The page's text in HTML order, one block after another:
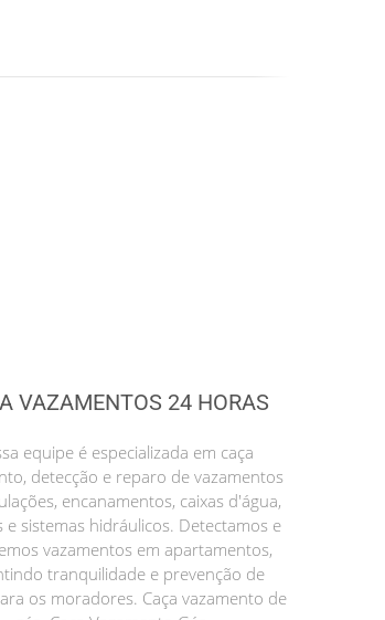
VAZAMENTOS 24 HORAS
equipe é especializada em caça
detecção e reparo de vazamentos
encanamentos, caixas d'água,
e sistemas hidráulicos. Detectamos e
vazamentos em apartamentos,
tranquilidade e prevenção de
os moradores. Caça vazamento de